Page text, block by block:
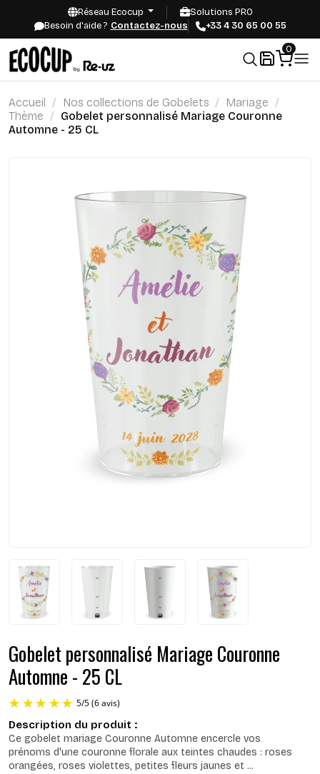
Réseau Ecocup
Solutions PRO
Besoin d'aide ? Contactez-nous +33 4 30 65 00 55
0
Accueil Nos collections de Gobelets
Mariage
Thème
Gobelet personnalisé Mariage Couronne
Automne - 25 CL
Gobelet personnalisé Mariage Couronne
Automne - 25 CL
Description du produit :
Ce gobelet mariage Couronne Automne encercle vos
prénoms d'une couronne florale aux teintes chaudes : roses
orangées, roses violettes, petites fleurs jaunes et ...